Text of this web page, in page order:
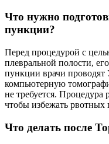
Что нужно
пункции?
Перед процедурой с
плевральной полости,
пункции врачи
компьютерную
не требуется.
чтобы избежать рвотных
Что делать после